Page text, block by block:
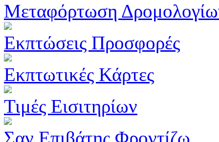
Μεταφόρτωση
Εκπτώσεις Προσφορές
Εκπτωτικές Κάρτες
Τιμές Εισιτηρίων